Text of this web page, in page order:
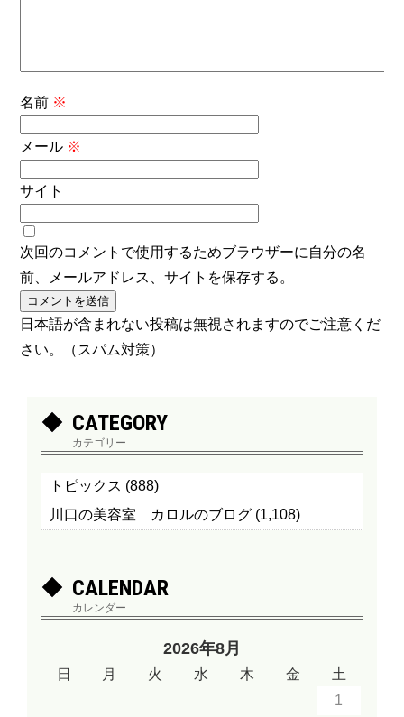
名前 ※
メール ※
サイト
次回のコメントで使用するためブラウザーに自分の名
前、メールアドレス、サイトを保存する。
日本語が含まれない投稿は無視されますのでご注意くだ
さい。（スパム対策）
CATEGORY
カテゴリー
トピックス (888)
川口の美容室 カロルのブログ (1,108)
CALENDAR
カレンダー
2026年8月
日 月 火 水 木 金
土
1